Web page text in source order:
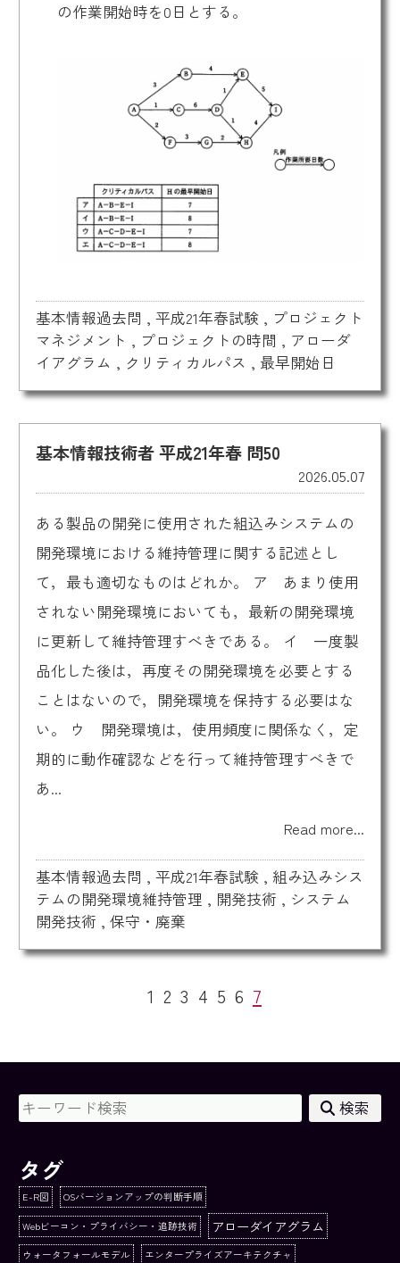
の作業開始時を0日とする。
基本情報過去問 , 平成21年春試験 , プロジェクト
マネジメント , プロジェクトの時間 , アローダ
イアグラム , クリティカルパス , 最早開始日
基本情報技術者 平成21年春 問50
2026.05.07
ある製品の開発に使用された組込みシステムの
開発環境における維持管理に関する記述とし
て，最も適切なものはどれか。 ア あまり使用
されない開発環境においても，最新の開発環境
に更新して維持管理すべきである。 イ 一度製
品化した後は，再度その開発環境を必要とする
ことはないので，開発環境を保持する必要はな
い。 ウ 開発環境は，使用頻度に関係なく，定
期的に動作確認などを行って維持管理すべきで
あ...
Read more...
基本情報過去問 , 平成21年春試験 , 組み込みシス
テムの開発環境維持管理 , 開発技術 , システム
開発技術 , 保守・廃棄
1 2 3 4 5 6 7
検索
タグ
E-R図 OSバージョンアップの判断手順
Webビーコン・プライバシー・追跡技術 アローダイアグラム
ウォータフォールモデル エンタープライズアーキテクチャ